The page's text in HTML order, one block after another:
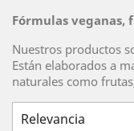
Fórmulas veganas,
Nuestros productos
Están elaborados a
naturales como
Relevancia